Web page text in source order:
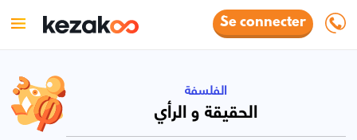
Se connecter
الفلسفة
الحقيقة و الرأي